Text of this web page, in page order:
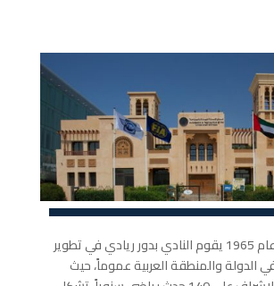
منذ تأسيسه في عام 1965 يقوم النادي بدور ريادي في تطوير
الدولة والمنطقة العربية عموماً، حيث